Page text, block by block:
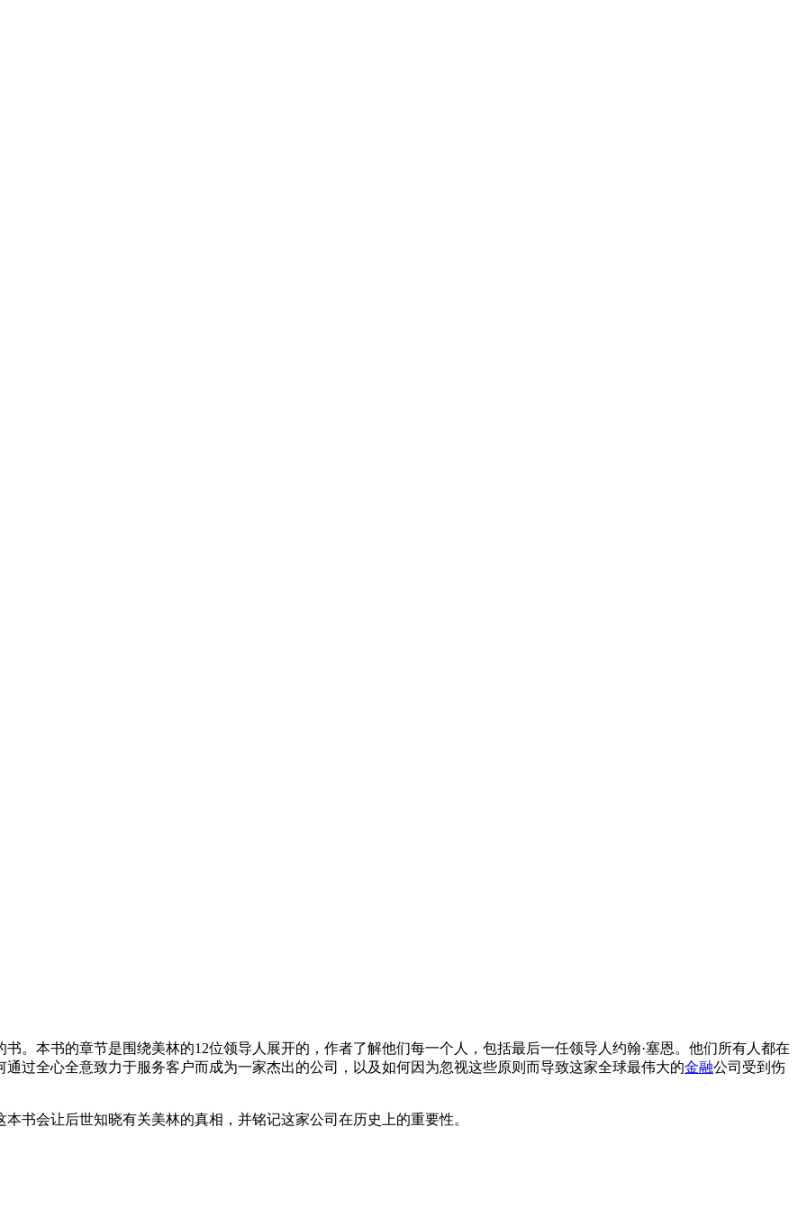
。本书的章节是围绕美林的12位领导人展开的，作者了解他们每一个人，包括最后一任领导人约翰·塞恩。他们所有人都在
过全心全意致力于服务客户而成为一家杰出的公司，以及如何因为忽视这些原则而导致这家全球最伟大的金融公司受到伤
书会让后世知晓有关美林的真相，并铭记这家公司在历史上的重要性。